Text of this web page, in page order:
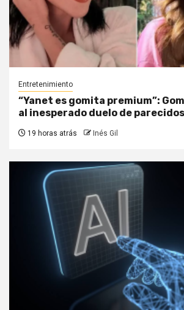
Entretenimiento
“Yanet es gomita premium”:
al inesperado duelo de
19 horas atrás Inés Gil